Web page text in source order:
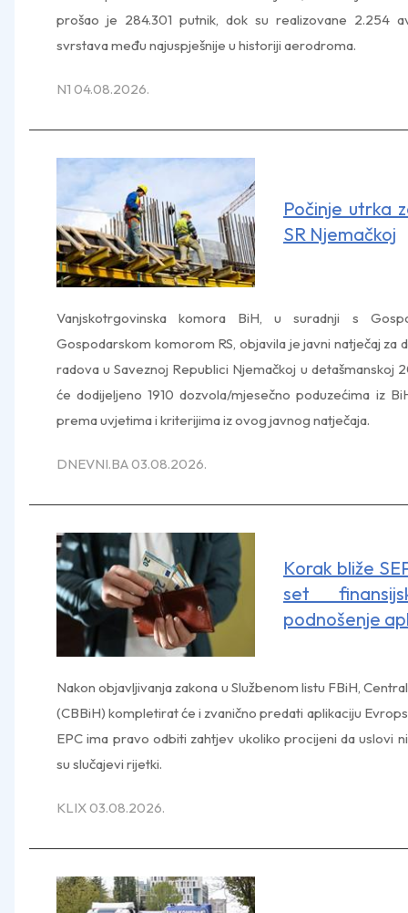
prošao je 284.301 putnik, dok su realizovane 2.254
svrstava među najuspješnije u historiji aerodroma.
N1 04.08.2026.
Počinje utrka
SR Njemačkoj
Vanjskotrgovinska komora BiH, u suradnji s
Gospodarskom komorom RS, objavila je javni natječaj za
radova u Saveznoj Republici Njemačkoj u detašmanskoj
će dodijeljeno 1910 dozvola/mjesečno poduzećima iz
prema uvjetima i kriterijima iz ovog javnog natječaja.
DNEVNI.BA 03.08.2026.
Korak bliže
set
podnošenje
Nakon objavljivanja zakona u Službenom listu FBiH,
(CBBiH) kompletirat će i zvanično predati aplikaciju
EPC ima pravo odbiti zahtjev ukoliko procijeni da uslovi
su slučajevi rijetki.
KLIX 03.08.2026.